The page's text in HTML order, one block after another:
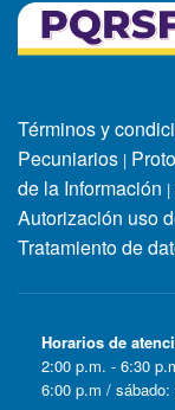
Términos y
Pecuniarios |
de la Información |
Autorización uso
Tratamiento de
Horarios de
2:00 p.m. - 6:30
6:00 p.m /